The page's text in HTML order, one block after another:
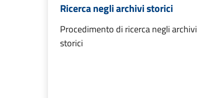
Ricerca negli archivi storici
Procedimento di ricerca negli archivi
storici